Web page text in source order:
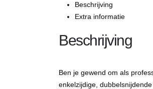
Beschrijving
Extra informatie
Beschrijving
Ben je gewend om als
enkelzijdige,